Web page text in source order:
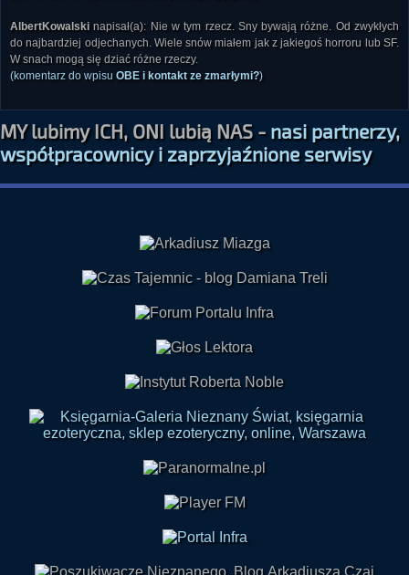
AlbertKowalski napisał(a): Nie w tym rzecz. Sny bywają różne. Od zwykłych
do najbardziej odjechanych. Wiele snów miałem jak z jakiegoś horroru lub SF.
W snach mogą się dziać różne rzeczy.
(komentarz do wpisu OBE i kontakt ze zmarłymi?)
MY lubimy ICH, ONI lubią NAS -nasi partnerzy,
współpracownicy i zaprzyjaźnione serwisy